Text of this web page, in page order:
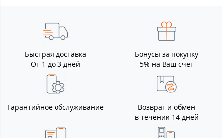
Быстрая доставка
От 1 до 3 дней
Бонусы за покупку
5% на Ваш счет
Гарантийное обслуживание
Возврат и обмен
в течении 14 дней